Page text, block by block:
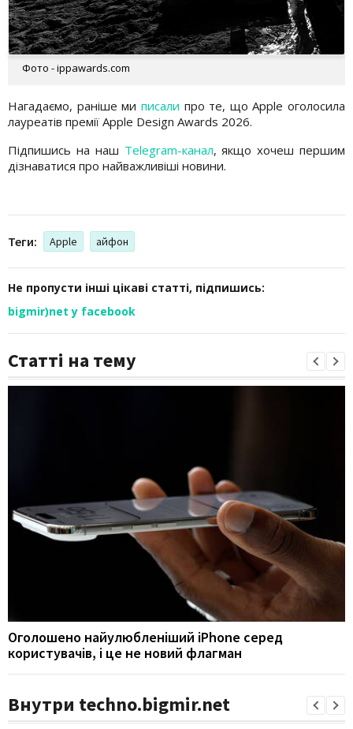
Фото - ippawards.com
Нагадаємо, раніше ми писали про те, що Apple оголосила
лауреатів премії Apple Design Awards 2026.
Підпишись на наш Telegram-канал, якщо хочеш першим
дізнаватися про найважливіші новини.
Теги: Apple айфон
Не пропусти інші цікаві статті, підпишись:
bigmir)net у facebook
Статті на тему
Оголошено найулюбленіший iPhone серед
користувачів, і це не новий флагман
Внутри techno.bigmir.net